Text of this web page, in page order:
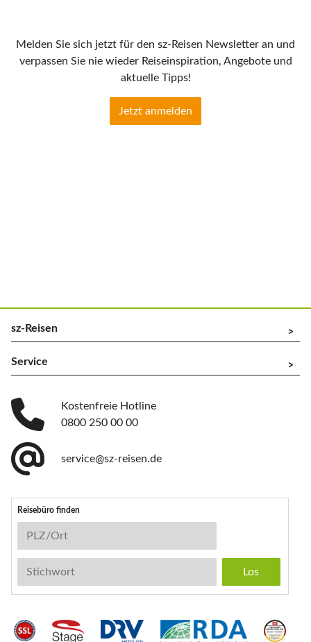
Melden Sie sich jetzt für den sz-Reisen Newsletter an und
verpassen Sie nie wieder Reiseinspiration, Angebote und
aktuelle Tipps!
Jetzt anmelden
sz-Reisen ^
Service ^
Kostenfreie Hotline
0800 250 00 00
service@sz-reisen.de
Reisebüro finden
Reisebüro-Suche
PLZ/Ort